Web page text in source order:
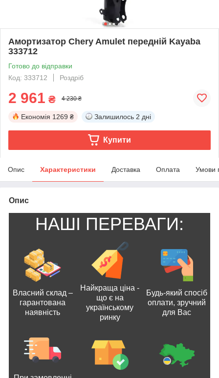
Амортизатор Chery Amulet передній Kayaba
333712
Готово до відправки
Код: 333712
Роздріб
2 961 ₴ 4 230 ₴
Економія 1269 ₴ Залишилось 2 дні
Купити
Опис Характеристики Доставка Оплата Умови
Опис
НАШІ ПЕРЕВАГИ:
Власний склад –
гарантована
наявність
Найкраща ціна -
що є на
українському
ринку
Будь-який спосіб
оплати, зручний
для Вас